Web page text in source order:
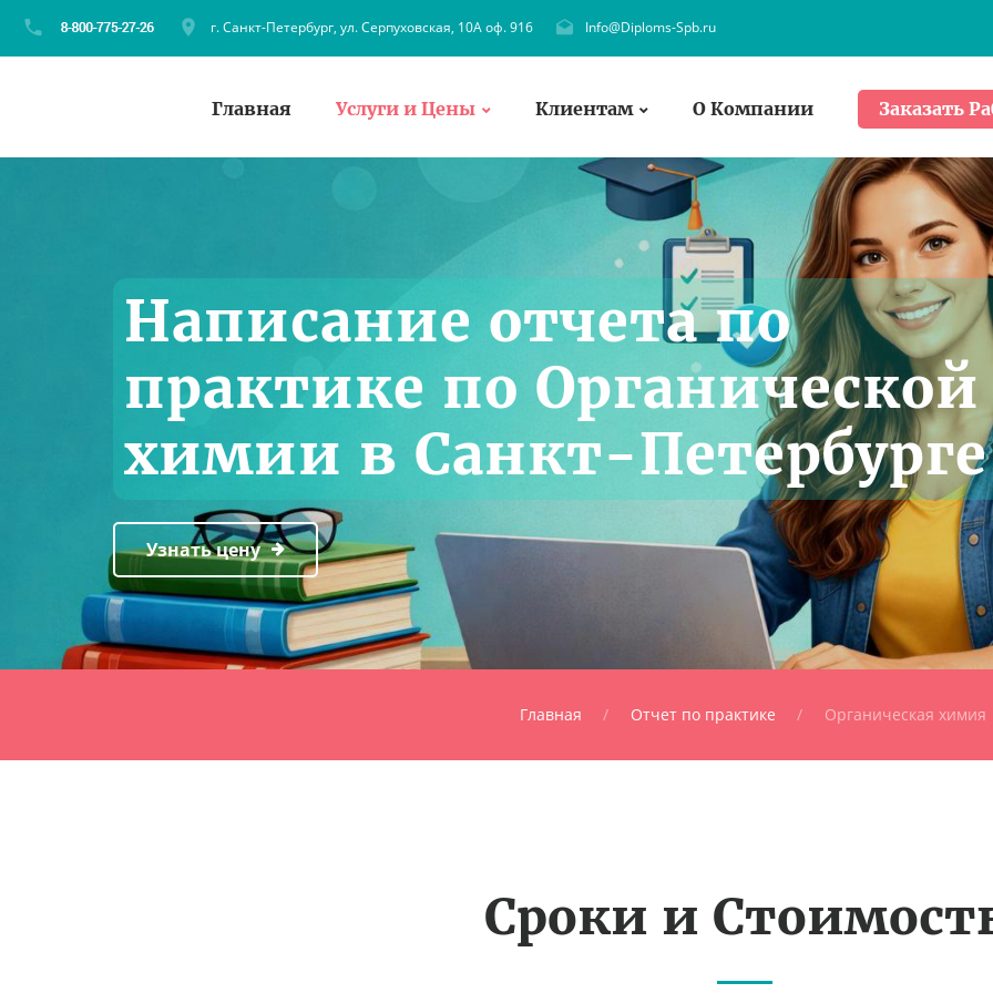
г. Санкт-Петербург, ул. Серпуховская, 10А оф. 916 Info@Diploms-Spb.ru
Главная Услуги и Цены Клиентам О Компании Заказать
Написание отчета по
практике по Органической
химии в Санкт-Петербурге
Узнать цену
Главная Отчет по практике Органическая химия
Сроки и